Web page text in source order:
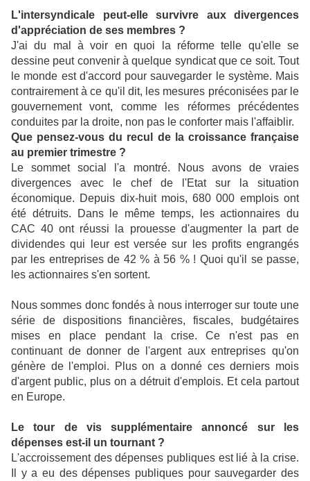
L'intersyndicale peut-elle survivre aux divergences
d'appréciation de ses membres ?
J'ai du mal à voir en quoi la réforme telle qu'elle se
dessine peut convenir à quelque syndicat que ce soit. Tout
le monde est d'accord pour sauvegarder le système. Mais
contrairement à ce qu'il dit, les mesures préconisées par le
gouvernement vont, comme les réformes précédentes
conduites par la droite, non pas le conforter mais l'affaiblir.
Que pensez-vous du recul de la croissance française
au premier trimestre ?
Le sommet social l'a montré. Nous avons de vraies
divergences avec le chef de l'Etat sur la situation
économique. Depuis dix-huit mois, 680 000 emplois ont
été détruits. Dans le même temps, les actionnaires du
CAC 40 ont réussi la prouesse d'augmenter la part de
dividendes qui leur est versée sur les profits engrangés
par les entreprises de 42 % à 56 % ! Quoi qu'il se passe,
les actionnaires s'en sortent.
Nous sommes donc fondés à nous interroger sur toute une
série de dispositions financières, fiscales, budgétaires
mises en place pendant la crise. Ce n'est pas en
continuant de donner de l'argent aux entreprises qu'on
génère de l'emploi. Plus on a donné ces derniers mois
d'argent public, plus on a détruit d'emplois. Et cela partout
en Europe.
Le tour de vis supplémentaire annoncé sur les
dépenses est-il un tournant ?
L'accroissement des dépenses publiques est lié à la crise.
Il y a eu des dépenses publiques pour sauvegarder des